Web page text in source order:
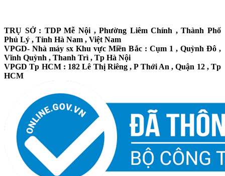
TRỤ SỞ : TDP Mễ Nội , Phường Liêm Chính , Thành Phố
Phủ Lý , Tỉnh Hà Nam , Việt Nam
VPGD- Nhà máy sx Khu vực Miền Bắc : Cụm 1 , Quỳnh Đô ,
Vĩnh Quỳnh , Thanh Trì , Tp Hà Nội
VPGD Tp HCM : 182 Lê Thị Riêng , P Thới An , Quận 12 , Tp
HCM